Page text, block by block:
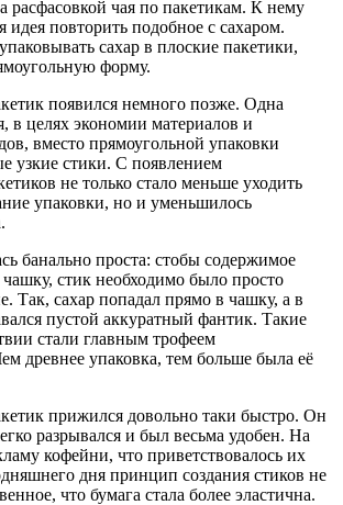
расфасовкой чая по пакетикам. К нему
идея повторить подобное с сахаром.
сахар в плоские пакетики,
форму.
появился немного позже. Одна
в целях экономии материалов и
вместо прямоугольной упаковки
узкие стики. С появлением
не только стало меньше уходить
упаковки, но и уменьшилось
банально проста: стобы содержимое
стик необходимо было просто
Так, сахар попадал прямо в чашку, а в
пустой аккуратный фантик. Такие
стали главным трофеем
древнее упаковка, тем больше была её
прижился довольно таки быстро. Он
разрывался и был весьма удобен. На
кофейни, что приветствовалось их
дня принцип создания стиков не
что бумага стала более эластична.